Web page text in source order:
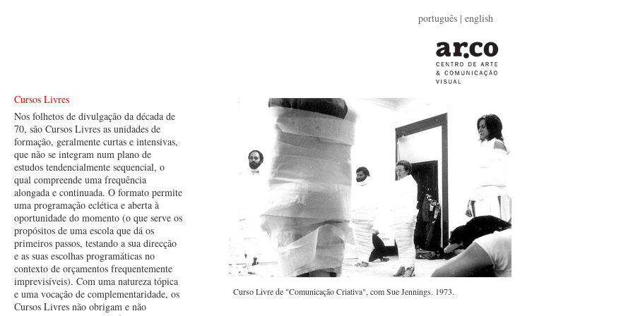
português | english
Cursos Livres
Nos folhetos de divulgação da década de
70, são Cursos Livres as unidades de
formação, geralmente curtas e intensivas,
que não se integram num plano de
estudos tendencialmente sequencial, o
qual compreende uma frequência
alongada e continuada. O formato permite
uma programação eclética e aberta à
oportunidade do momento (o que serve os
propósitos de uma escola que dá os
primeiros passos, testando a sua direcção
e as suas escolhas programáticas no
contexto de orçamentos frequentemente
imprevisíveis). Com uma natureza tópica
e uma vocação de complementaridade, os
Cursos Livres não obrigam e não
Curso Livre de "Comunicação Criativa", com Sue Jennings. 1973.